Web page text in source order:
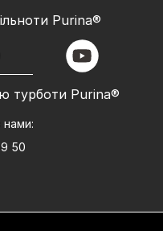
турботи Purina®
нами:
50
Purina®
youtube